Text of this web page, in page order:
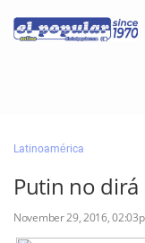
Classifieds
Categorías
Iniciar sesión
Latinoamérica
Putin no dirá
November 29, 2016,